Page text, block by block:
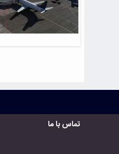
تماس با ما